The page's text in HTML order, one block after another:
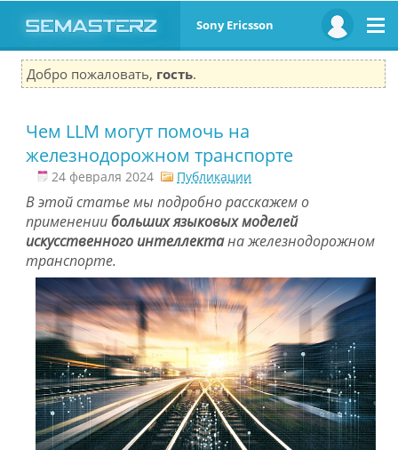
Sony Ericsson
Добро пожаловать, гость.
Чем LLM могут помочь на
железнодорожном транспорте
24 февраля 2024 Публикации
В этой статье мы подробно расскажем о
применениибольших языковых моделей
искусственного интеллектана железнодорожном
транспорте.